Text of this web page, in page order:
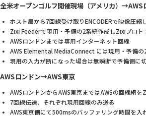
全米オープンゴルフ開催現場（アメリカ）→AWS
ホスト局から7回線受け取りENCODERで映像圧縮
Zixi Feederで現用・予備の2系統作成しZixiプロト
AWSロンドンまでは専用インターネット回線
AWS Elemental MediaConnect には現用・予備の
現用の入力が断になった場合は無瞬断で予備側に
AWSロンドン→AWS東京
AWSロンドンからAWS東京まではAWSの回線網
7回線伝送、それぞれ現用回線のみ送る
AWS東京側にて500msのバッファリング時間を入